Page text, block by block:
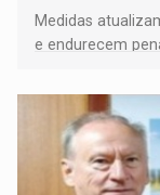
Medidas
e endurecem